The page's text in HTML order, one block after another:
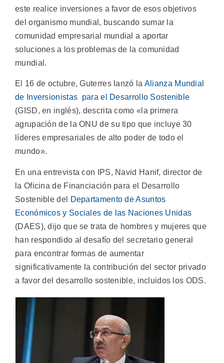
este realice inversiones a favor de esos objetivos
del organismo mundial, buscando sumar la
comunidad empresarial mundial a aportar
soluciones a los problemas de la comunidad
mundial.
El 16 de octubre, Guterres lanzó la Alianza Mundial
de Inversionistas para el Desarrollo Sostenible
(GISD, en inglés), descrita como «la primera
agrupación de la ONU de su tipo que incluye 30
líderes empresariales de alto poder de todo el
mundo».
En una entrevista con IPS, Navid Hanif, director de
la Oficina de Financiación para el Desarrollo
Sostenible del
Departamento de Asuntos
Económicos y Sociales de las Naciones Unidas
(DAES), dijo que se trata de hombres y mujeres que
han respondido al desafío del secretario general
para encontrar formas de aumentar
significativamente la contribución del sector privado
a favor del desarrollo sostenible, incluidos los ODS.